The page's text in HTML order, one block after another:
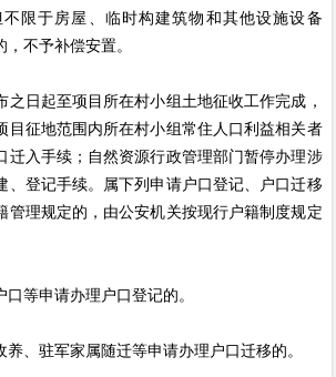
限于房屋、临时构建筑物和其他设施设备
不予补偿安置。
之日起至项目所在村小组土地征收工作完成，
目征地范围内所在村小组常住人口利益相关者
迁入手续；自然资源行政管理部门暂停办理涉
、登记手续。属下列申请户口登记、户口迁移
管理规定的，由公安机关按现行户籍制度规定
口等申请办理户口登记的。
养、驻军家属随迁等申请办理户口迁移的。